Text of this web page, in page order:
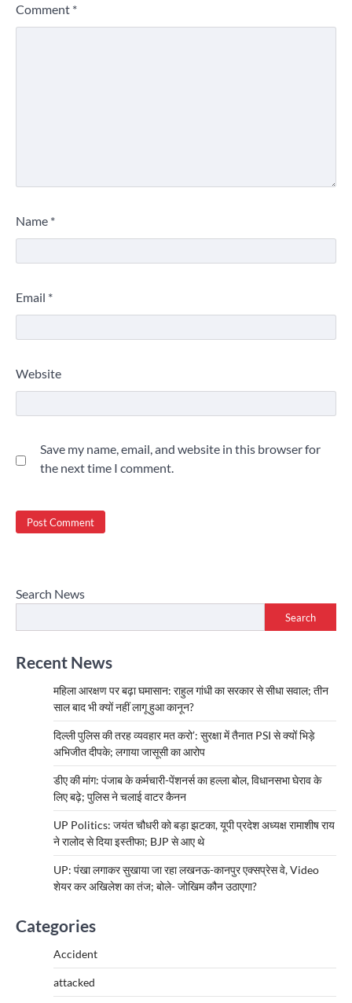
Comment *
Name *
Email *
Website
Save my name, email, and website in this browser for
the next time I comment.
Search News
Search
Recent News
महिला आरक्षण पर बढ़ा घमासान: राहुल गांधी का सरकार से सीधा सवाल; तीन
साल बाद भी क्यों नहीं लागू हुआ कानून?
दिल्ली पुलिस की तरह व्यवहार मत करो’: सुरक्षा में तैनात PSI से क्यों भिड़े
अभिजीत दीपके; लगाया जासूसी का आरोप
डीए की मांग: पंजाब के कर्मचारी-पेंशनर्स का हल्ला बोल, विधानसभा घेराव के
लिए बढ़े; पुलिस ने चलाई वाटर कैनन
UP Politics: जयंत चौधरी को बड़ा झटका, यूपी प्रदेश अध्यक्ष रामाशीष राय
ने रालोद से दिया इस्तीफा; BJP से आए थे
UP: पंखा लगाकर सुखाया जा रहा लखनऊ-कानपुर एक्सप्रेस वे, Video
शेयर कर अखिलेश का तंज; बोले- जोखिम कौन उठाएगा?
Categories
Accident
attacked